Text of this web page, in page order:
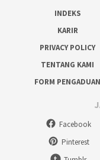
INDEKS
KARIR
PRIVACY POLICY
TENTANG KAMI
FORM PENGADUAN
Facebook
Pinterest